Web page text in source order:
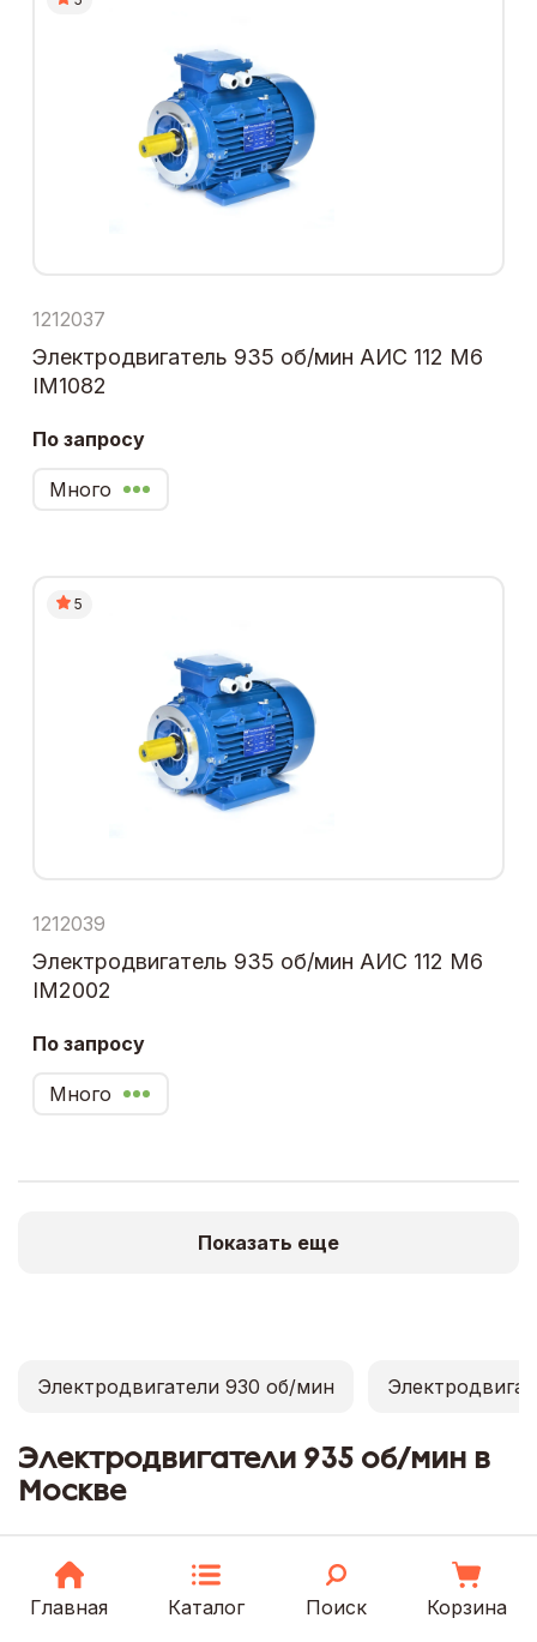
1212037
Электродвигатель 935 об/мин АИС 112 М6
IM1082
По запросу
Много
5
1212039
Электродвигатель 935 об/мин АИС 112 М6
IM2002
По запросу
Много
Показать еще
Электродвигатели 930 об/мин
Электродвигатели 935 об/мин в
Москве
мин от производителей без наценки.
Главная Каталог Поиск Корзина